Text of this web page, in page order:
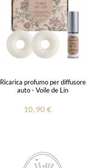
Ricarica profumo per diffusore
auto - Voile de Lin
10,90 €